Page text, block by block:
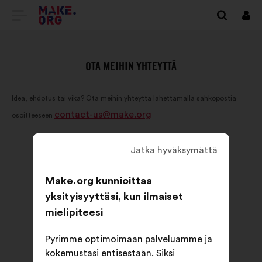
SIIRRY
KOTISIVULLE
OTA MEIHIN YHTEYTTÄ
Idea, ehdotus tai vika? Ota meihin yhteyttä lähettämällä sähköpostia
osoitteeseen contact-us@make.org
Jatka hyväksymättä
Make.org kunnioittaa
yksityisyyttäsi, kun ilmaiset
mielipiteesi
Pyrimme optimoimaan palveluamme ja
kokemustasi entisestään. Siksi